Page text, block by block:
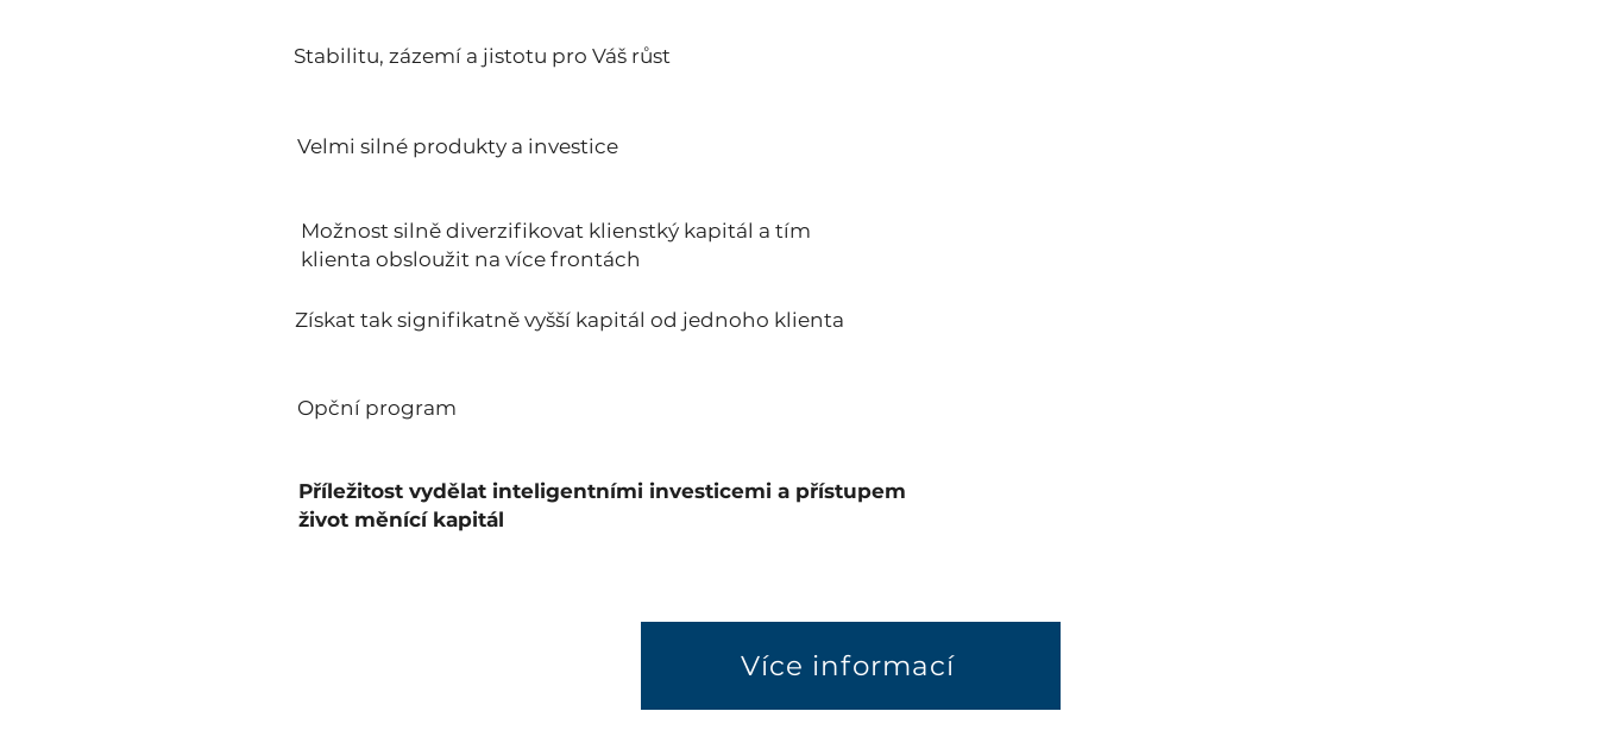
Stabilitu, zázemí a jistotu pro Váš růst
Velmi silné produkty a investice
Možnost silně diverzifikovat klienstký kapitál a tím
klienta obsloužit na více frontách
Získat tak signifikatně vyšší kapitál od jednoho klienta
Opční program
Příležitost vydělat inteligentními investicemi a přístupem
život měnící kapitál
Více informací